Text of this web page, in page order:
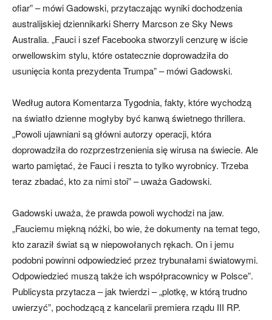
ofiar” – mówi Gadowski, przytaczając wyniki dochodzenia
australijskiej dziennikarki Sherry Marcson ze Sky News
Australia. „Fauci i szef Facebooka stworzyli cenzurę w iście
orwellowskim stylu, które ostatecznie doprowadziła do
usunięcia konta prezydenta Trumpa” – mówi Gadowski.
Według autora Komentarza Tygodnia, fakty, które wychodzą
na światło dzienne mogłyby być kanwą świetnego thrillera.
„Powoli ujawniani są główni autorzy operacji, która
doprowadziła do rozprzestrzenienia się wirusa na świecie. Ale
warto pamiętać, że Fauci i reszta to tylko wyrobnicy. Trzeba
teraz zbadać, kto za nimi stoi” – uważa Gadowski.
Gadowski uważa, że prawda powoli wychodzi na jaw.
„Fauciemu miękną nóżki, bo wie, że dokumenty na temat tego,
kto zaraził świat są w niepowołanych rękach. On i jemu
podobni powinni odpowiedzieć przez trybunałami światowymi.
Odpowiedzieć muszą także ich współpracownicy w Polsce”.
Publicysta przytacza – jak twierdzi – „plotkę, w którą trudno
uwierzyć”, pochodzącą z kancelarii premiera rządu III RP.